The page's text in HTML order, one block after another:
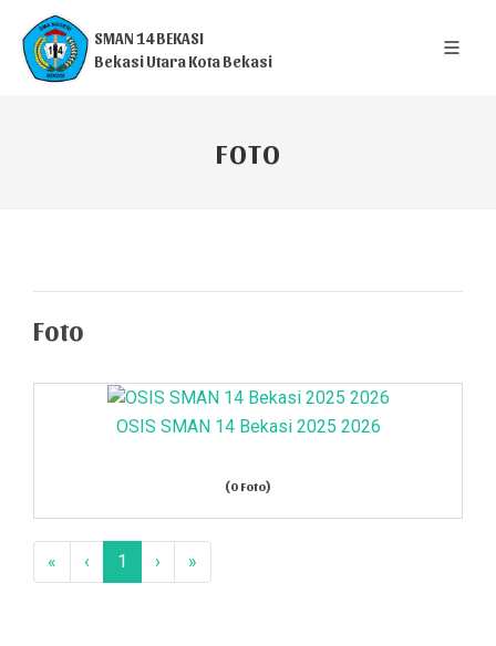
SMAN 14 BEKASI
Bekasi Utara Kota Bekasi
FOTO
Foto
OSIS SMAN 14 Bekasi 2025 2026
(0 Foto)
« ‹ 1 › »